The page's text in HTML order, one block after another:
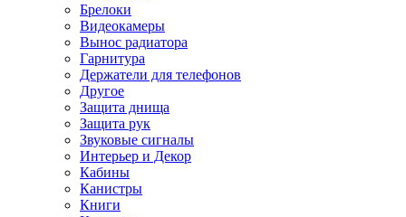
Брелоки
Видеокамеры
Вынос радиатора
Гарнитура
Держатели для телефонов
Другое
Защита днища
Защита рук
Звуковые сигналы
Интерьер и Декор
Кабины
Канистры
Книги